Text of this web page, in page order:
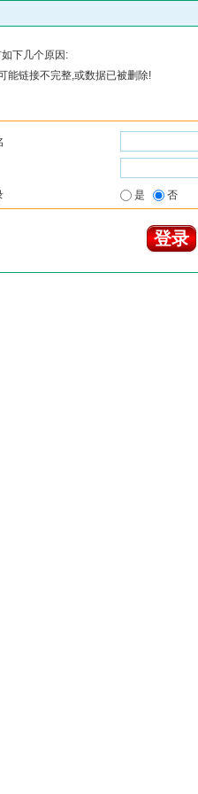
下几个原因:
能链接不完整,或数据已被删除!
是 否